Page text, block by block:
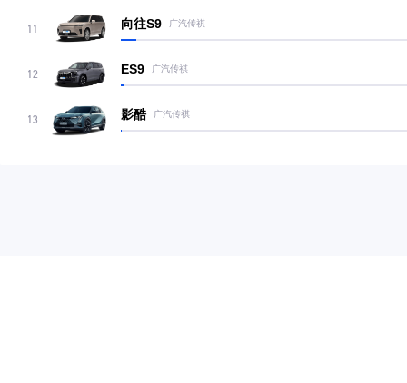
11 向往S9 广汽传祺
12 ES9 广汽传祺
13 影酷 广汽传祺